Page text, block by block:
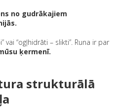
no gudrākajiem
vai “ogļhidrāti – slikti”. Runa ir par
ķermenī.
strukturālā